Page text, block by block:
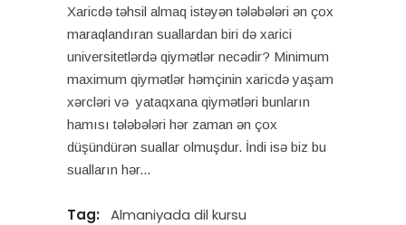
Xaricdə təhsil almaq istəyən tələbələri ən çox
maraqlandıran suallardan biri də xarici
universitetlərdə qiymətlər necədir? Minimum
maximum qiymətlər həmçinin xaricdə yaşam
xərcləri və yataqxana qiymətləri bunların
hamısı tələbələri hər zaman ən çox
düşündürən suallar olmuşdur. İndi isə biz bu
sualların hər
Tag:
Almaniyada dil kursu